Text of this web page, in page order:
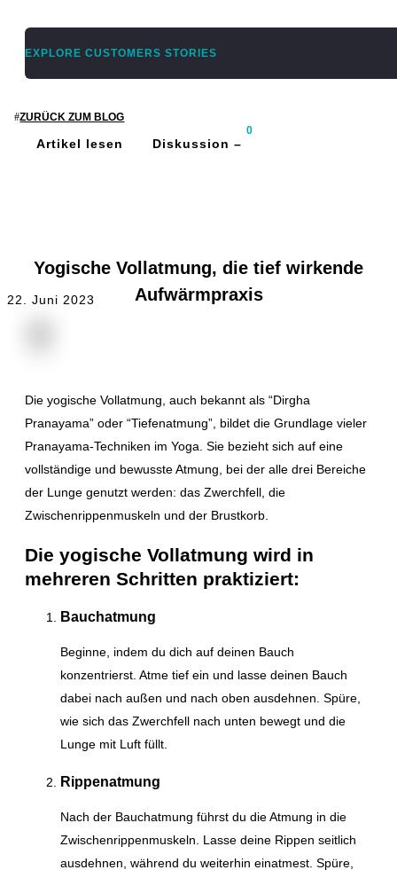
EXPLORE CUSTOMERS STORIES
ZURÜCK ZUM BLOG
Artikel lesen Diskussion –
0
Yogische Vollatmung, die tief wirkende
Aufwärmpraxis
22. Juni 2023
Die yogische Vollatmung, auch bekannt als “Dirgha
Pranayama” oder “Tiefenatmung”, bildet die Grundlage vieler
Pranayama-Techniken im Yoga. Sie bezieht sich auf eine
vollständige und bewusste Atmung, bei der alle drei Bereiche
der Lunge genutzt werden: das Zwerchfell, die
Zwischenrippenmuskeln und der Brustkorb.
Die yogische Vollatmung wird in
mehreren Schritten praktiziert:
Bauchatmung
Beginne, indem du dich auf deinen Bauch
konzentrierst. Atme tief ein und lasse deinen Bauch
dabei nach außen und nach oben ausdehnen. Spüre,
wie sich das Zwerchfell nach unten bewegt und die
Lunge mit Luft füllt.
Rippenatmung
Nach der Bauchatmung führst du die Atmung in die
Zwischenrippenmuskeln. Lasse deine Rippen seitlich
ausdehnen, während du weiterhin einatmest. Spüre,